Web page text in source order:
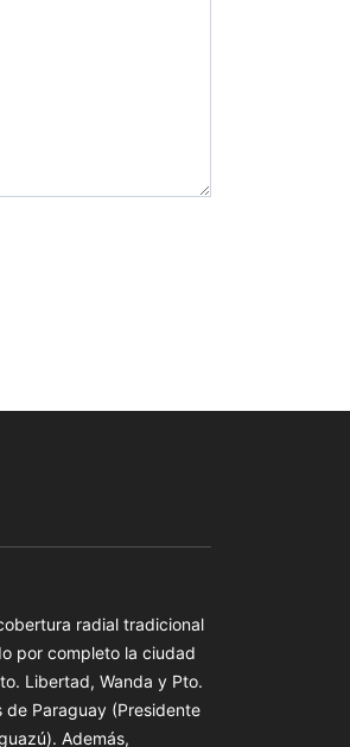
radial tradicional
por completo la ciudad
Libertad, Wanda y Pto.
de Paraguay (Presidente
Además,